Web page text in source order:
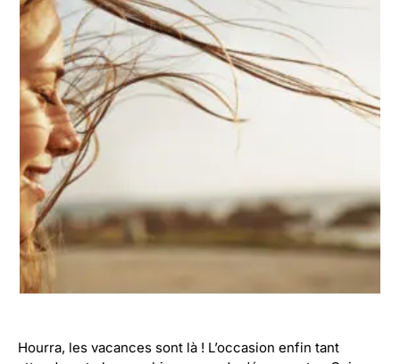
Hourra, les vacances sont là ! L’occasion enfin tant